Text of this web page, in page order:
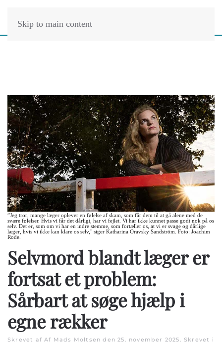
Skip to main content
”Jeg tror, mange læger oplever en følelse af skam, som får dem til at gå alene med de
svære følelser. Hvis vi får det dårligt, har vi fejlet. Vi har ikke kunnet passe godt nok på os
selv. Det er, som om vi har en indre stemme, som fortæller os, at vi er svage og dårlige
læger, hvis vi ikke kan klare os selv," siger Katharina Oravsky Sandström. Foto: Joachim
Rode.
Selvmord blandt læger er
fortsat et problem:
Sårbart at søge hjælp i
egne rækker
Skrevet af Af Mads Moltsen den25. november 2025. Skrevet i